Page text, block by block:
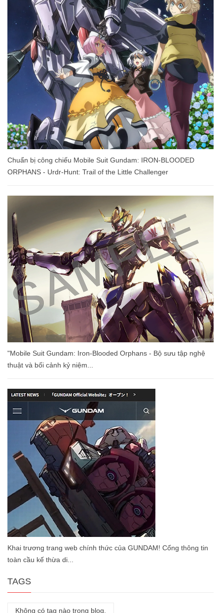
Chuẩn bị công chiếu Mobile Suit Gundam: IRON-BLOODED
ORPHANS - Urdr-Hunt: Trail of the Little Challenger
"Mobile Suit Gundam: Iron-Blooded Orphans - Bộ sưu tập nghệ
thuật và bối cảnh kỷ niệm...
Khai trương trang web chính thức của GUNDAM! Cổng thông tin
toàn cầu kế thừa di...
TAGS
Không có tag nào trong blog.